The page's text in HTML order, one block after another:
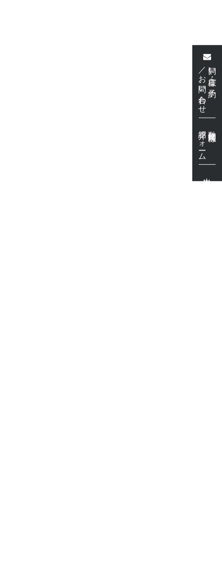
飼い主様・ご予約
／お問い合わせ
紹介フォーム